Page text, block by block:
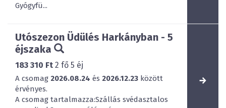
Gyógyfü...
Utószezon Üdülés Harkányban - 5
éjszaka
183 310 Ft 2 fő 5 éj
A csomag 2026.08.24 és 2026.12.23 között
érvényes.
A csomag tartalmazza:Szállás svédasztalos